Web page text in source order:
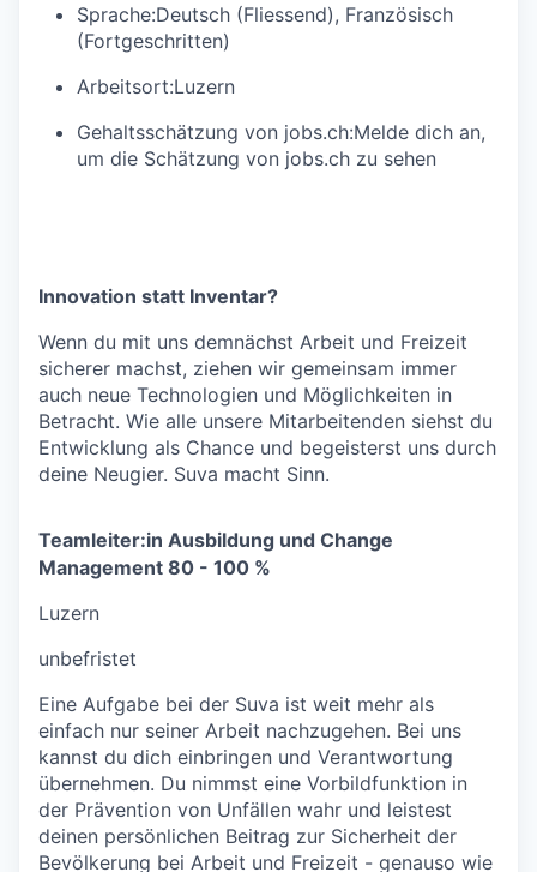
Sprache:Deutsch (Fliessend), Französisch
(Fortgeschritten)
Arbeitsort:Luzern
Gehaltsschätzung von jobs.ch:Melde dich an,
um die Schätzung von jobs.ch zu sehen
Innovation statt Inventar?
Wenn du mit uns demnächst Arbeit und Freizeit
sicherer machst, ziehen wir gemeinsam immer
auch neue Technologien und Möglichkeiten in
Betracht. Wie alle unsere Mitarbeitenden siehst du
Entwicklung als Chance und begeisterst uns durch
deine Neugier. Suva macht Sinn.
Teamleiter:in Ausbildung und Change
Management 80 - 100 %
Luzern
unbefristet
Eine Aufgabe bei der Suva ist weit mehr als
einfach nur seiner Arbeit nachzugehen. Bei uns
kannst du dich einbringen und Verantwortung
übernehmen. Du nimmst eine Vorbildfunktion in
der Prävention von Unfällen wahr und leistest
deinen persönlichen Beitrag zur Sicherheit der
Bevölkerung bei Arbeit und Freizeit - genauso wie